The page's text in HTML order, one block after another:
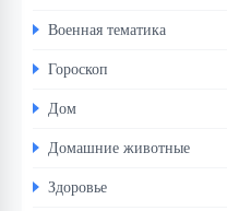
Военная тематика
Гороскоп
Дом
Домашние животные
Здоровье